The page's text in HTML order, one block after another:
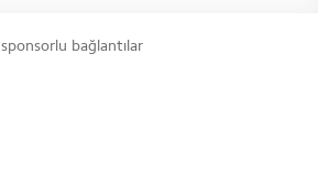
sponsorlu bağlantılar